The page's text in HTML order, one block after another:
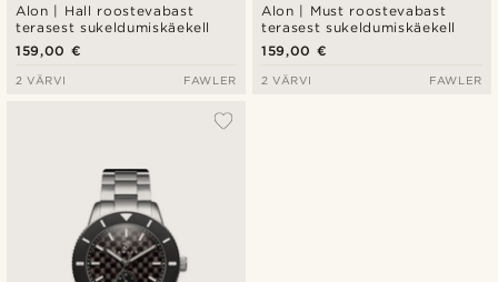
Alon | Hall roostevabast
terasest sukeldumiskäekell
159,00 €
2 VÄRVI FAWLER
Alon | Must roostevabast
terasest sukeldumiskäekell
159,00 €
2 VÄRVI FAWLER